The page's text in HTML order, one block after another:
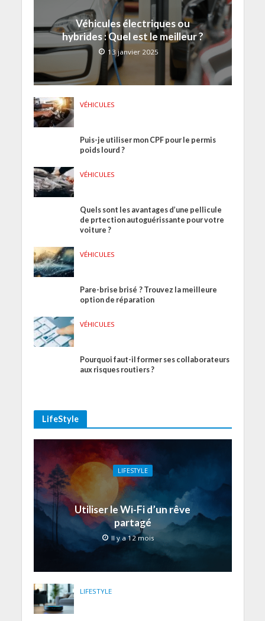
Véhicules électriques ou
hybrides : Quel est le meilleur ?
13 janvier 2025
VÉHICULES
Puis-je utiliser mon CPF pour le permis
poids lourd ?
VÉHICULES
Quels sont les avantages d’une pellicule
de prtection autoguérissante pour votre
voiture ?
VÉHICULES
Pare-brise brisé ? Trouvez la meilleure
option de réparation
VÉHICULES
Pourquoi faut-il former ses collaborateurs
aux risques routiers ?
LifeStyle
LIFESTYLE
Utiliser le Wi-Fi d’un rêve
partagé
Il y a 12 mois
LIFESTYLE